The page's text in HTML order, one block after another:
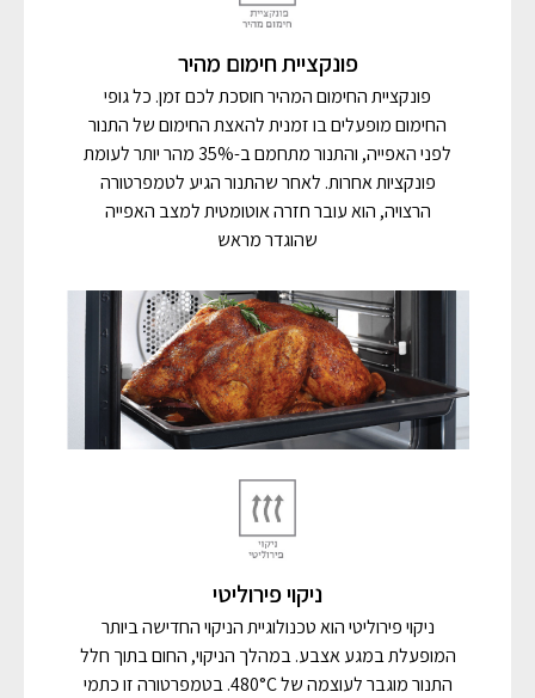
פונקציית חימום מהיר
פונקציית החימום המהיר חוסכת לכם זמן. כל גופי
החימום מופעלים בו זמנית להאצת החימום של התנור
לפני האפייה, והתנור מתחמם ב-35% מהר יותר לעומת
פונקציות אחרות. לאחר שהתנור הגיע לטמפרטורה
הרצויה, הוא עובר חזרה אוטומטית למצב האפייה
שהוגדר מראש
ניקוי פירוליטי
ניקוי פירוליטי הוא טכנולוגיית הניקוי החדישה ביותר
המופעלת במגע אצבע. במהלך הניקוי, החום בתוך חלל
התנור מוגבר לעוצמה של 480°C. בטמפרטורה זו כתמי